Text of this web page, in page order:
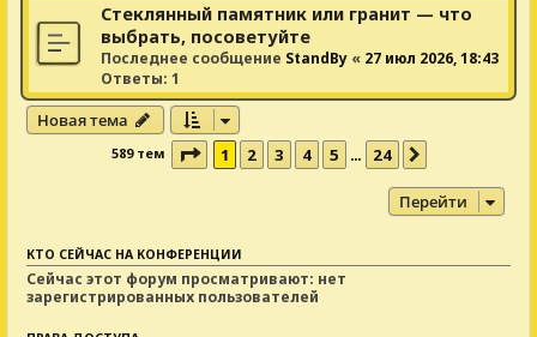
Стеклянный памятник или гранит — что
выбрать, посоветуйте
Последнее сообщение StandBy « 27 июл 2026, 18:43
Ответы: 1
Новая тема
589 тем Страница из 24
1 2 3 4 5 … 24
Перейти
КТО СЕЙЧАС НА КОНФЕРЕНЦИИ
Сейчас этот форум просматривают: нет
зарегистрированных пользователей